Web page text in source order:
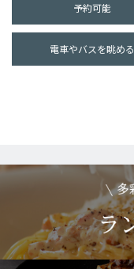
予約可能
電車やバスを眺める